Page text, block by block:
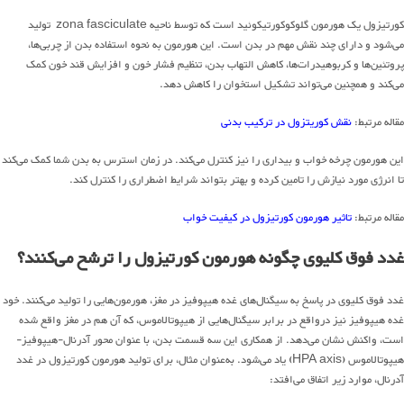
کورتیزول یک هورمون گلوکوکورتیکوئید است که توسط ناحیه zona fasciculate تولید
می‌شود و دارای چند نقش مهم در بدن است. این هورمون به نحوه استفاده بدن از چربی‌ها،
پروتئین‌ها و کربوهیدرات‌ها، کاهش التهاب بدن، تنظیم فشار خون و افزایش قند خون کمک
می‌کند و همچنین می‌تواند تشکیل استخوان را کاهش دهد.
مقاله مرتبط:نقش کوریتزول در ترکیب بدنی
این هورمون چرخه خواب و بیداری را نیز کنترل می‌کند. در زمان استرس به بدن شما کمک می‌کند
تا انرژی مورد نیازش را تامین کرده و بهتر بتواند شرایط اضطراری را کنترل کند.
مقاله مرتبط:تاثیر هورمون کورتیزول در کیفیت خواب
غدد فوق کلیوی چگونه هورمون کورتیزول را ترشح می‌کنند؟
غدد فوق کلیوی در پاسخ به سیگنال‌های غده هیپوفیز در مغز، هورمون‌هایی را تولید می‌کنند. خود
غده هیپوفیز نیز درواقع در برابر سیگنال‌هایی از هیپوتالاموس، که آن هم در مغز واقع شده
است، واکنش نشان می‌دهد. از همکاری این سه قسمت بدن، با عنوان محور آدرنال-هیپوفیز-
هیپوتالاموس (HPA axis) یاد می‌شود. به‌عنوان مثال، برای تولید هورمون کورتیزول در غدد
آدرنال، موارد زیر اتفاق می‌افتد: